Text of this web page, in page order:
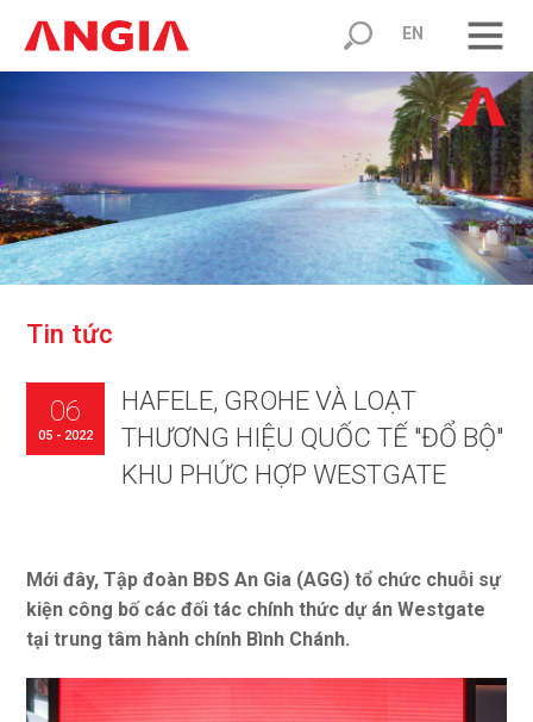
EN
Tin tức
HAFELE, GROHE VÀ LOẠT
THƯƠNG HIỆU QUỐC TẾ "ĐỔ BỘ"
KHU PHỨC HỢP WESTGATE
06
05 - 2022
Mới đây, Tập đoàn BĐS An Gia (AGG) tổ chức chuỗi sự
kiện công bố các đối tác chính thức dự án Westgate
tại trung tâm hành chính Bình Chánh.